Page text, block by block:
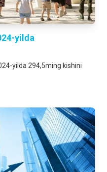
yilda
yilda 294,5ming kishini